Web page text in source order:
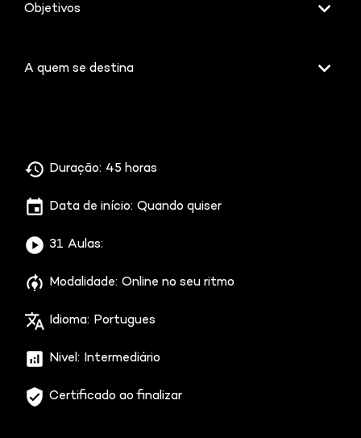
Objetivos
A quem se destina
Duração: 45 horas
Data de início: Quando quiser
31 Aulas:
Modalidade: Online no seu ritmo
Idioma: Portugues
Nivel: Intermediário
Certificado ao finalizar